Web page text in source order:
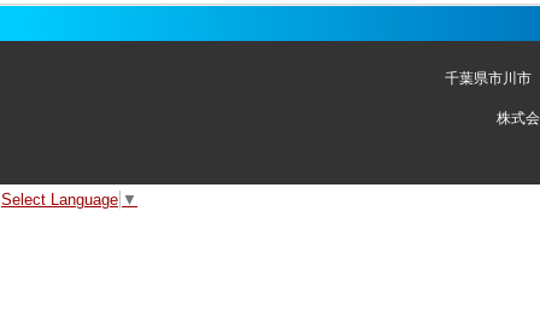
千葉県市川市
株式
Select Language ▼